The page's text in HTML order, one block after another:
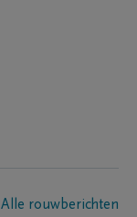
Alle rouwberichten